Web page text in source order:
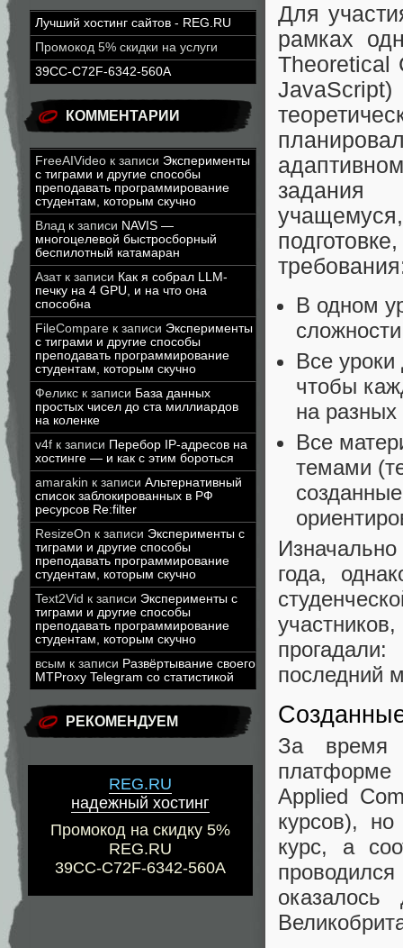
Лучший хостинг сайтов - REG.RU
Промокод 5% скидки на услуги
39CC-C72F-6342-560A
КОММЕНТАРИИ
FreeAIVideo к записи Эксперименты
с тиграми и другие способы
преподавать программирование
студентам, которым скучно
Влад к записи NAVIS —
многоцелевой быстросборный
беспилотный катамаран
Азатк записи Как я собрал LLM-
печку на 4 GPU, и на что она
способна
FileCompare к записи Эксперименты
с тиграми и другие способы
преподавать программирование
студентам, которым скучно
Феликс к записи База данных
простых чисел до ста миллиардов
на коленке
v4f к записи Перебор IP-адресов на
хостинге — и как с этим бороться
amarakin к записи Альтернативный
список заблокированных в РФ
ресурсов Re:filter
ResizeOn к записи Эксперименты с
тиграми и другие способы
преподавать программирование
студентам, которым скучно
Text2Vid к записи Эксперименты с
тиграми и другие способы
преподавать программирование
студентам, которым скучно
всым к записи Развёртывание своего
MTProxy Telegram со статистикой
РЕКОМЕНДУЕМ
REG.RU
надежный хостинг
Промокод на скидку 5%
REG.RU
39CC-C72F-6342-560A
Для
рамках
Theoretical
задания
В одном
Все
чтобы
на разных
Все
темами
года,
последний
За время
платформе
Applied
курсов),
курс, а